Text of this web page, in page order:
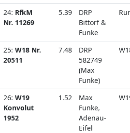
24: RfkM
Nr. 11269
5.39
DRP
Bittorf &
Funke
25: W18 Nr.
20511
7.48
DRP
582749
(Max
Funke)
26: W19
Konvolut
1952
1.52
Max
Funke,
Adenau-
Eifel